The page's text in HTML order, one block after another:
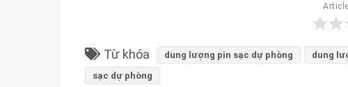
Từ khóa dung lượng pin sạc dự phòng dung
sạc dự phòng